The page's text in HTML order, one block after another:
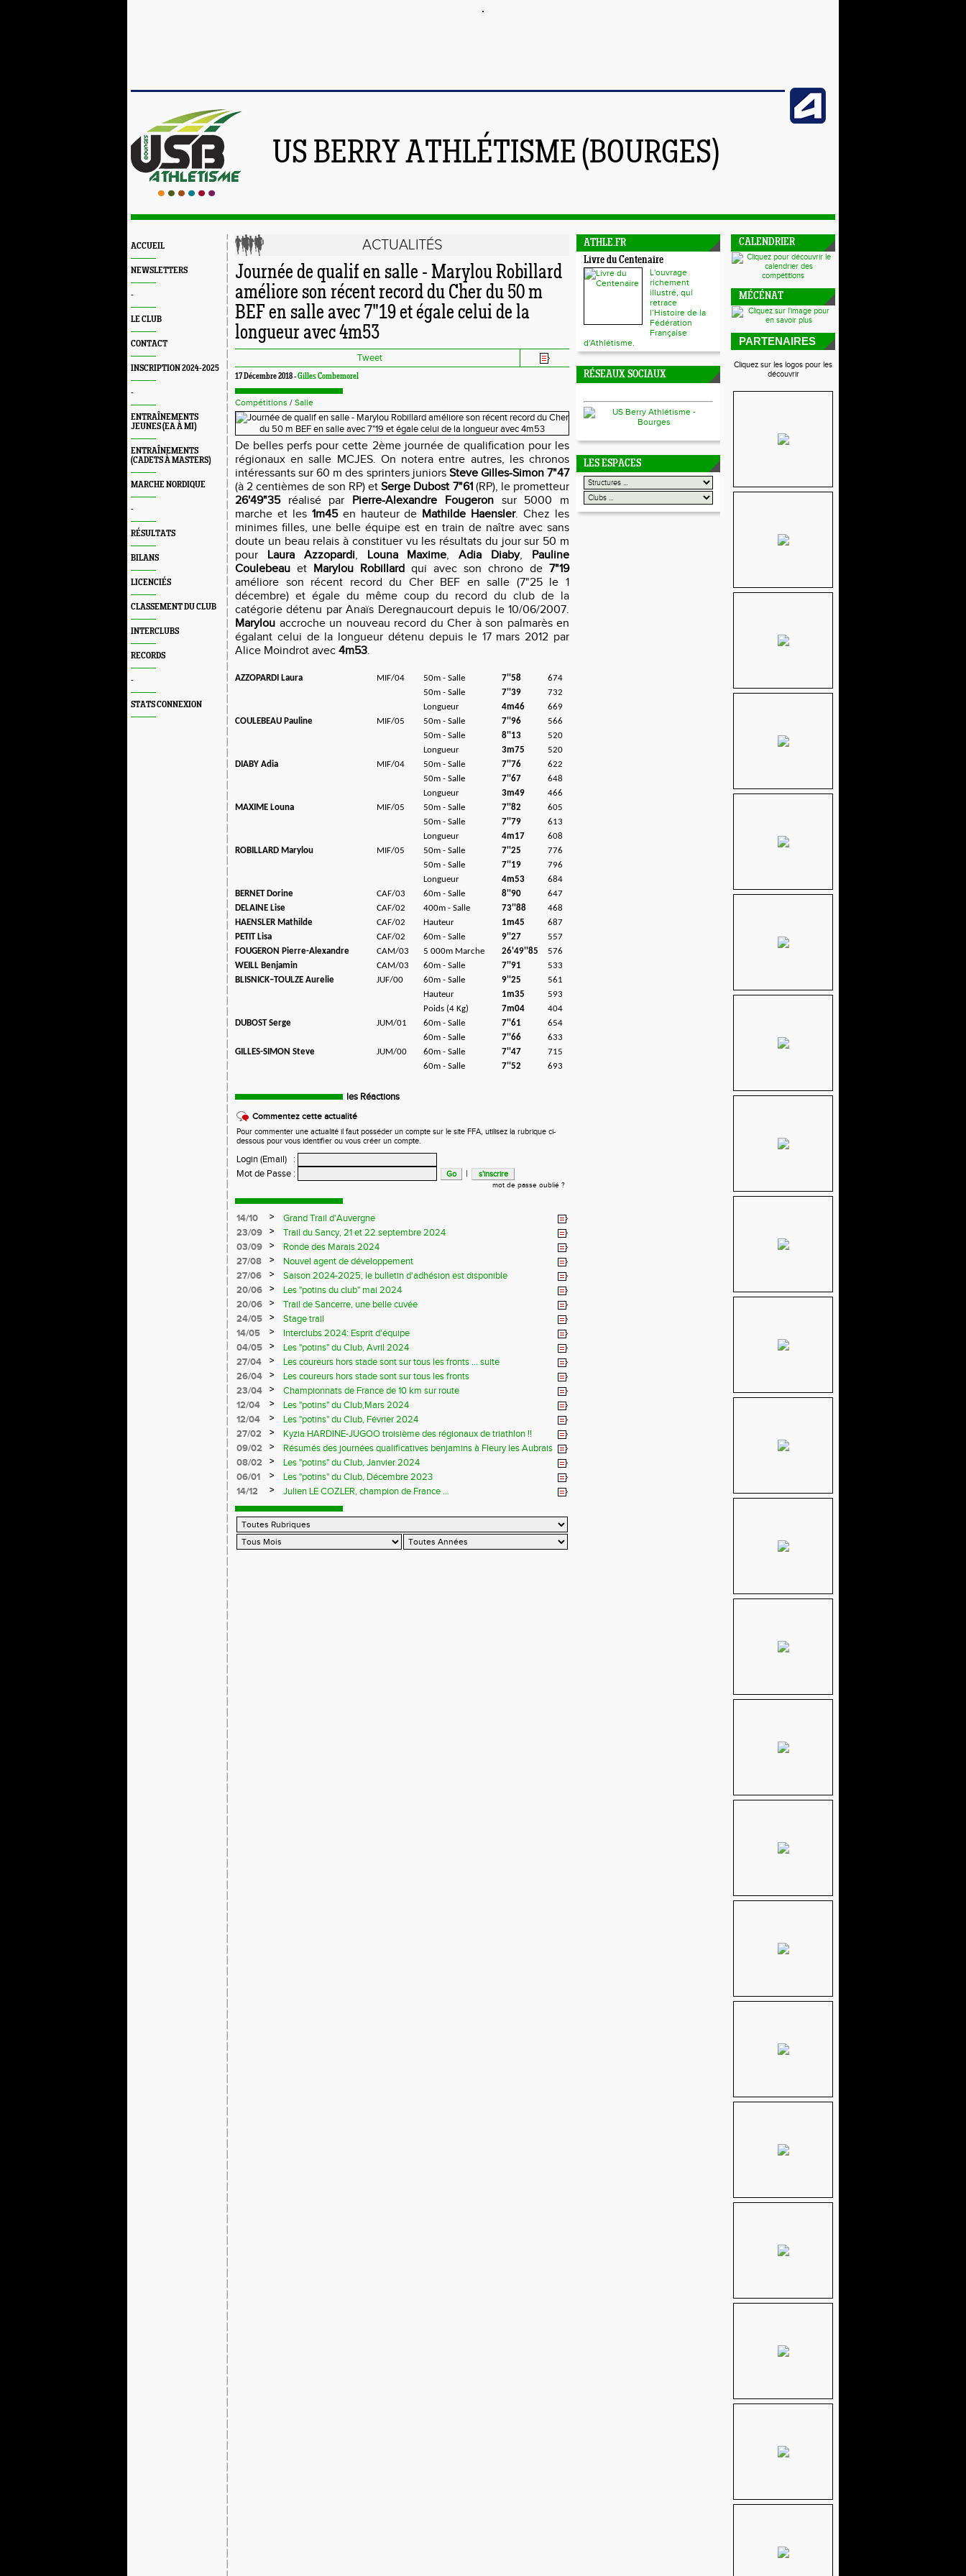
US BERRY ATHLÉTISME (BOURGES)
ACCUEIL
NEWSLETTERS
-
LE CLUB
CONTACT
INSCRIPTION 2024-2025
-
ENTRAÎNEMENTS
JEUNES (EA À MI)
ENTRAÎNEMENTS
(CADETS À MASTERS)
MARCHE NORDIQUE
-
RÉSULTATS
BILANS
LICENCIÉS
CLASSEMENT DU CLUB
INTERCLUBS
RECORDS
-
STATS CONNEXION
ACTUALITÉS
Journée de qualif en salle - Marylou Robillard
améliore son récent record du Cher du 50 m
BEF en salle avec 7"19 et égale celui de la
longueur avec 4m53
Tweet
17 Décembre 2018 -Gilles Combemorel
Compétitions / Salle
De belles perfs pour cette 2ème journée de qualification pour les
régionaux en salle MCJES. On notera entre autres, les chronos
intéressants sur 60 m des sprinters juniors Steve Gilles-Simon 7"47
(à 2 centièmes de son RP) etSerge Dubost 7"61(RP), le prometteur
26'49"35réalisé par Pierre-Alexandre Fougeronsur 5000 m
marche et les 1m45en hauteur de Mathilde Haensler. Chez les
minimes filles, une belle équipe est en train de naître avec sans
doute un beau relais à constituer vu les résultats du jour sur 50 m
pour Laura Azzopardi, Louna Maxime,Adia Diaby, Pauline
Coulebeau et Marylou Robillard qui avec son chrono de 7"19
améliore son récent record du Cher BEF en salle (7"25 le 1
décembre) et égale du même coup du record du club de la
catégorie détenu par Anaïs Deregnaucourt depuis le 10/06/2007.
Marylou accroche un nouveau record du Cher à son palmarès en
égalant celui de la longueur détenu depuis le 17 mars 2012 par
Alice Moindrot avec 4m53.
AZZOPARDI Laura MIF/04 50m - Salle 7''58
674
50m - Salle
7''39
732
Longueur
4m46
669
COULEBEAU Pauline
MIF/05 50m - Salle 7''96
566
50m - Salle
8''13
520
Longueur
3m75
520
DIABY Adia
MIF/04 50m - Salle 7''76
622
50m - Salle
7''67
648
Longueur
3m49
466
MAXIME Louna
MIF/05 50m - Salle 7''82
605
50m - Salle
7''79
613
Longueur
4m17
608
ROBILLARD Marylou
MIF/05 50m - Salle 7''25
776
50m - Salle
7''19
796
Longueur
4m53
684
BERNET Dorine
CAF/03 60m - Salle 8''90
647
DELAINE Lise
CAF/02 400m - Salle 73''88
468
HAENSLER Mathilde
CAF/02 Hauteur 1m45
687
PETIT Lisa
CAF/02 60m - Salle 9''27
557
FOUGERON Pierre-Alexandre
CAM/03 5 000m Marche 26'49''85
576
WEILL Benjamin
CAM/03 60m - Salle 7''91
533
BLISNICK–TOULZE Aurelie
JUF/00 60m - Salle 9''25
561
Hauteur
1m35
593
Poids (4 Kg)
7m04
404
DUBOST Serge
JUM/01 60m - Salle 7''61
654
60m - Salle
7''66
633
GILLES-SIMON Steve
JUM/00 60m - Salle 7''47
715
60m - Salle
7''52 693
les Réactions
Commentez cette actualité
Pour commenter une actualité il faut posséder un compte sur le site FFA, utilisez la rubrique ci-
dessous pour vous identifier ou vous créer un compte.
Login (Email)
:
Mot de Passe : |
mot de passe oublié ?
14/10 >
Grand Trail d'Auvergne
23/09
>
Trail du Sancy, 21 et 22 septembre 2024
03/09
>
Ronde des Marais 2024
27/08
>
Nouvel agent de développement
27/06
>
Saison 2024-2025, le bulletin d'adhésion est disponible
20/06
>
Les "potins du club" mai 2024
20/06
>
Trail de Sancerre, une belle cuvée
24/05
>
Stage trail
14/05
>
Interclubs 2024: Esprit d'équipe
04/05
>
Les "potins" du Club, Avril 2024
27/04
>
Les coureurs hors stade sont sur tous les fronts ... suite
26/04
>
Les coureurs hors stade sont sur tous les fronts
23/04
>
Championnats de France de 10 km sur route
12/04
>
Les "potins" du Club,Mars 2024
12/04
>
Les "potins" du Club, Février 2024
27/02
>
Kyzia HARDINE-JUGOO troisième des régionaux de triathlon !!
09/02
>
Résumés des journées qualificatives benjamins à Fleury les Aubrais
08/02
>
Les "potins" du Club, Janvier 2024
06/01
>
Les "potins" du Club, Décembre 2023
14/12
> Julien LE COZLER, champion de France ...
ATHLE.FR
Livre du Centenaire
L'ouvrage
richement
illustré, qui
retrace
l’Histoire de la
Fédération
Française
d'Athlétisme.
RÉSEAUX SOCIAUX
LES ESPACES
CALENDRIER
MÉCÉNAT
PARTENAIRES
Cliquez sur les logos pour les
découvrir